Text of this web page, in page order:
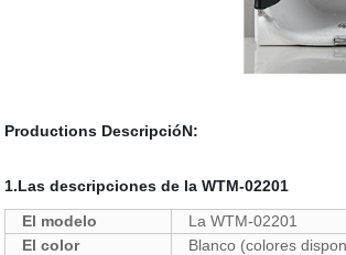
Productions DescripcióN:
1.Las descripciones de la WTM-02201
El modelo
La WTM-02201
El color
Blanco (colores